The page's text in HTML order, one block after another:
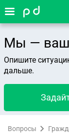
Мы — ваш
Опишите
дальше.
Вопросы